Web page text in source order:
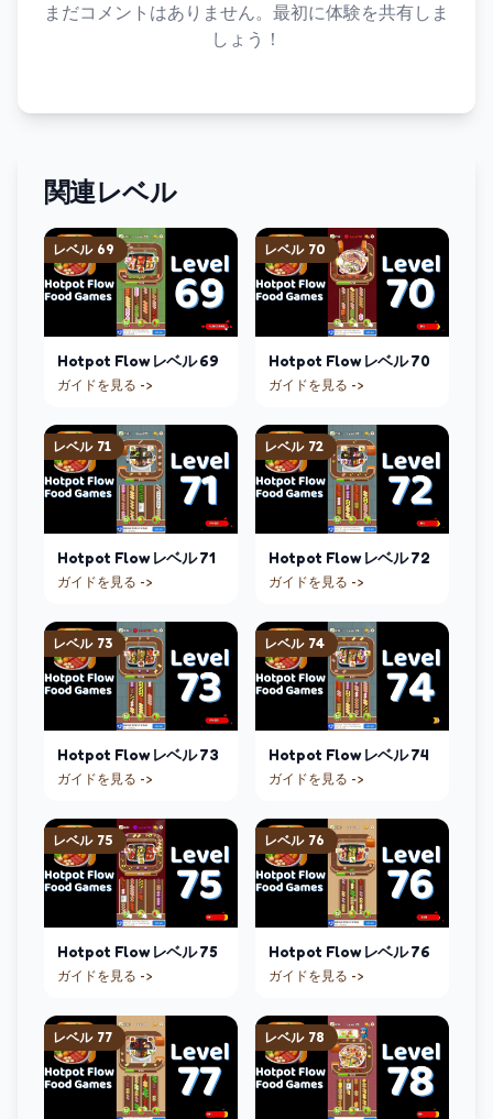
まだコメントはありません。最初に体験を共有しま
しょう！
関連レベル
レベル 69
Hotpot Flow レベル69
ガイドを見る ->
レベル 70
Hotpot Flow レベル70
ガイドを見る ->
レベル 71
Hotpot Flow レベル71
ガイドを見る ->
レベル 72
Hotpot Flow レベル72
ガイドを見る ->
レベル 73
Hotpot Flow レベル73
ガイドを見る ->
レベル 74
Hotpot Flow レベル74
ガイドを見る ->
レベル 75
Hotpot Flow レベル75
ガイドを見る ->
レベル 76
Hotpot Flow レベル76
ガイドを見る ->
レベル 77 レベル 78